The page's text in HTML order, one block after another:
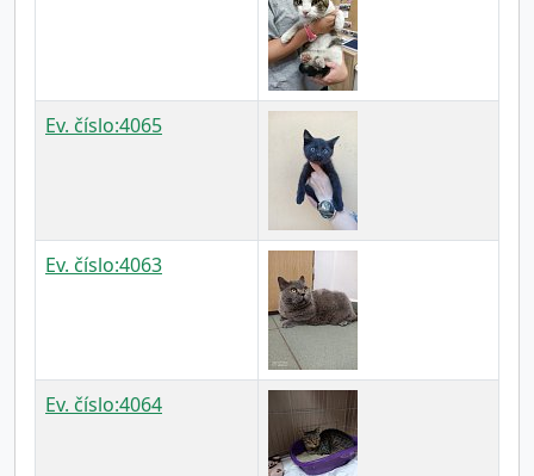
Ev. číslo:4065
Ev. číslo:4063
Ev. číslo:4064